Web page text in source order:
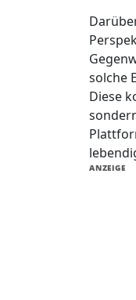
solche
Diese
ANZEIGE